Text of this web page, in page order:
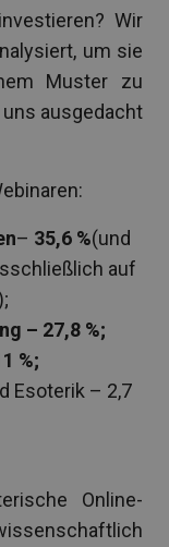
Wir
um sie
Muster zu
ausgedacht
– 35,6 %(und
auf
– 27,8 %;
%;
Esoterik – 2,7
Online-